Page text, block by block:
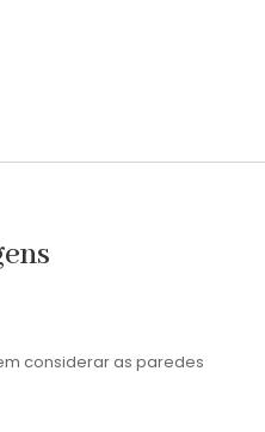
considerar as paredes